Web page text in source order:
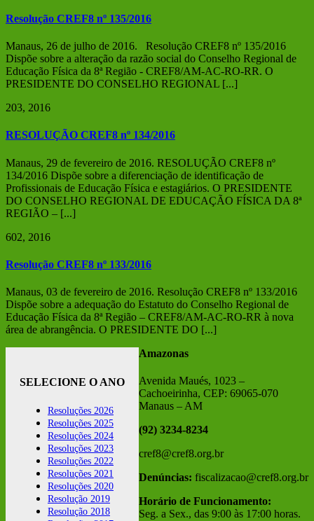
Resolução CREF8 nº 135/2016
Manaus, 26 de julho de 2016. Resolução CREF8 nº 135/2016
Dispõe sobre a alteração da razão social do Conselho Regional de
Educação Física da 8ª Região - CREF8/AM-AC-RO-RR. O
PRESIDENTE DO CONSELHO REGIONAL [...]
203, 2016
RESOLUÇÃO CREF8 nº 134/2016
Manaus, 29 de fevereiro de 2016. RESOLUÇÃO CREF8 nº
134/2016 Dispõe sobre a diferenciação de identificação de
Profissionais de Educação Física e estagiários. O PRESIDENTE
DO CONSELHO REGIONAL DE EDUCAÇÃO FÍSICA DA 8ª
REGIÃO – [...]
602, 2016
Resolução CREF8 nº 133/2016
Manaus, 03 de fevereiro de 2016. Resolução CREF8 nº 133/2016
Dispõe sobre a adequação do Estatuto do Conselho Regional de
Educação Física da 8ª Região – CREF8/AM-AC-RO-RR à nova
área de abrangência. O PRESIDENTE DO [...]
SELECIONE O ANO
Resoluções 2026
Resoluções 2025
Resoluções 2024
Resoluções 2023
Resoluções 2022
Resoluções 2021
Resoluções 2020
Resolução 2019
Resolução 2018
Amazonas
Avenida Maués, 1023 –
Cachoeirinha, CEP: 69065-070
Manaus – AM
(92) 3234-8234
cref8@cref8.org.br
Denúncias: fiscalizacao@cref8.org.br
Horário de Funcionamento:
Seg. a Sex., das 9:00 às 17:00 horas.